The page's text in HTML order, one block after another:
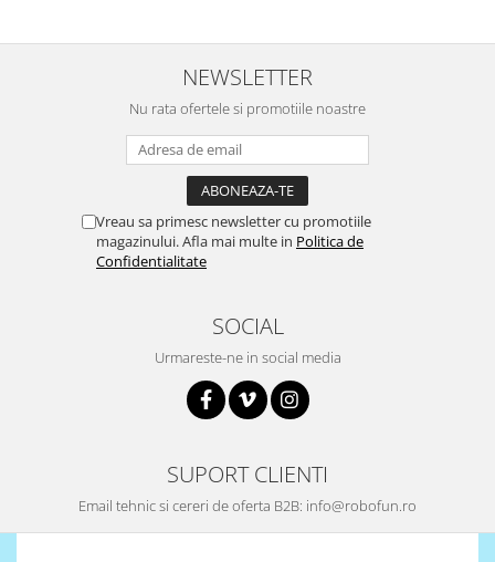
NEWSLETTER
Nu rata ofertele si promotiile noastre
Vreau sa primesc newsletter cu promotiile
magazinului. Afla mai multe in Politica de
Confidentialitate
SOCIAL
Urmareste-ne in social media
SUPORT CLIENTI
Email tehnic si cereri de oferta B2B: info@robofun.ro